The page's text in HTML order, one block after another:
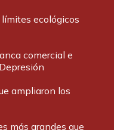
ecológicos
comercial e
ampliaron los
más grandes que